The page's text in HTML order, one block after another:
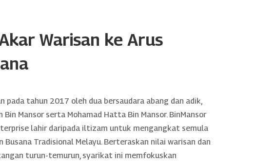
Warisan ke Arus
pada tahun 2017 oleh dua bersaudara abang dan adik,
Bin Mansor serta Mohamad Hatta Bin Mansor. BinMansor
lahir daripada iltizam untuk mengangkat semula
Busana Tradisional Melayu. Berteraskan nilai warisan dan
turun-temurun, syarikat ini memfokuskan